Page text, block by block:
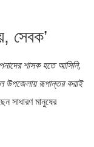
সেবক’
শাসক হতে আসিনি,
উপজেলায় রূপান্তর করাই
সাধারণ মানুষের